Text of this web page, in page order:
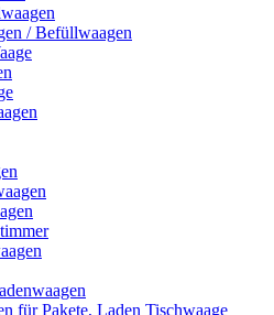
/ Befüllwaagen
für Pakete, Laden Tischwaage